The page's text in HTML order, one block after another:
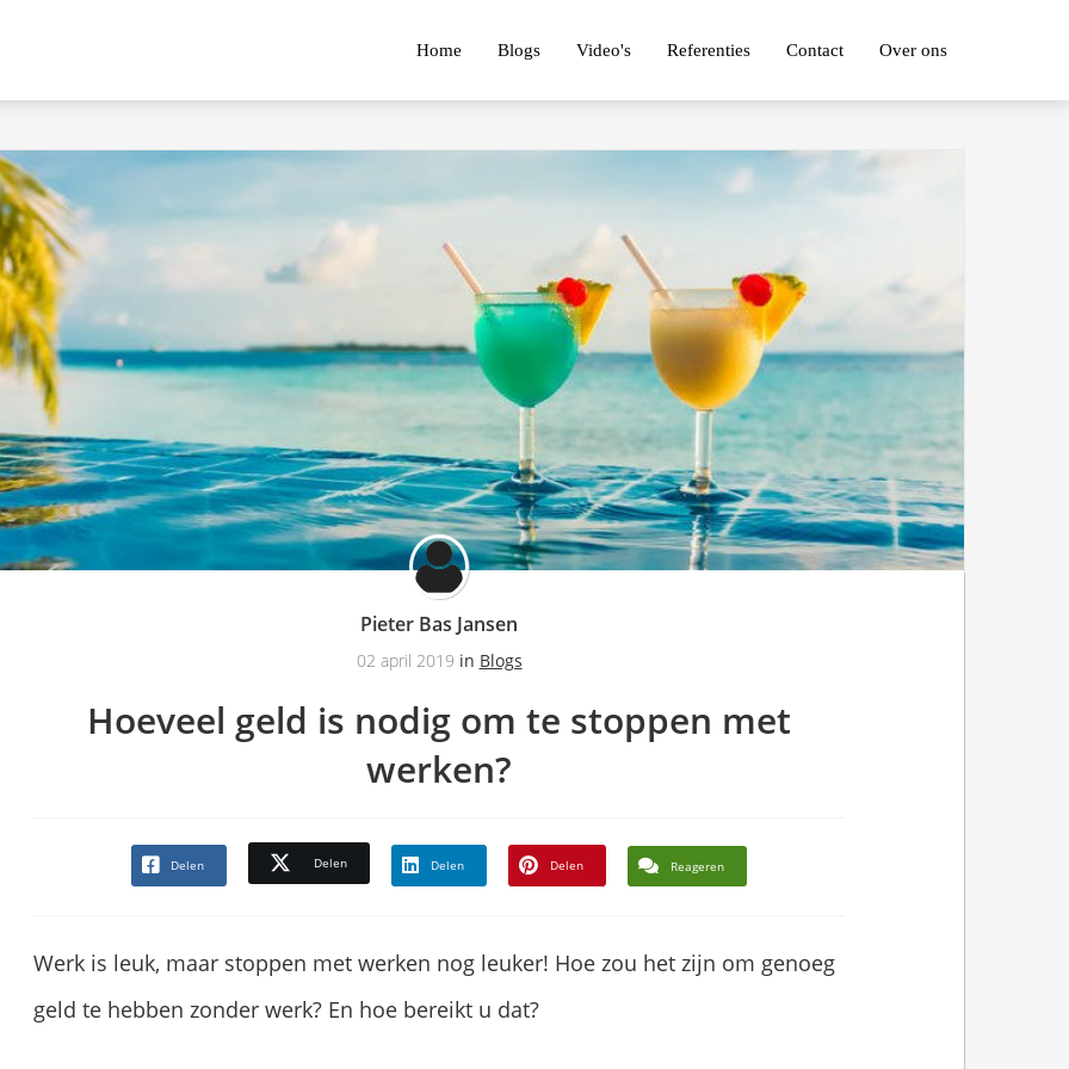
Home Blogs Video's Referenties Contact Over ons
Pieter Bas Jansen
02 april 2019 in Blogs
Hoeveel geld is nodig om te stoppen met
werken?
Delen Delen Delen Delen Reageren
Werk is leuk, maar stoppen met werken nog leuker! Hoe zou het zijn om genoeg
geld te hebben zonder werk? En hoe bereikt u dat?